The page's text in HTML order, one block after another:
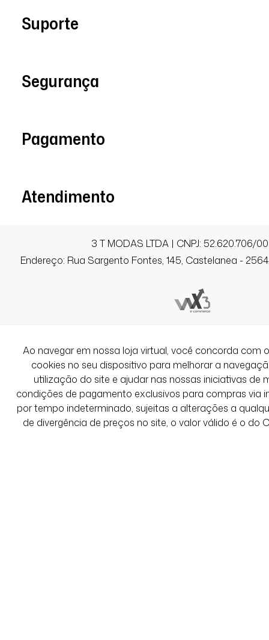
Comprador Verificado
São Gonçalo / RJ
LINDA!
Amanda S A.
11/11/2025 às 12h24
Ver Mais Avaliações
Suporte
Segurança
Pagamento
Atendimento
3 T MODAS LTDA | CNPJ: 52.620.706/
Endereço: Rua Sargento Fontes, 145, Castelanea -
Ao navegar em nossa loja virtual, você concorda com
cookies no seu dispositivo para melhorar a
utilização do site e ajudar nas nossas iniciativas de
condições de pagamento exclusivos para compras via
por tempo indeterminado, sujeitas a alterações a
de divergência de preços no site, o valor válido é o do